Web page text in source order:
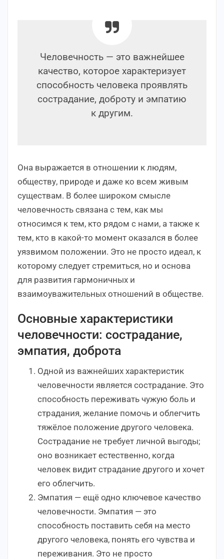
Человечность — это важнейшее
качество, которое характеризует
способность человека проявлять
сострадание, доброту и эмпатию
к другим.
Она выражается в отношении к людям,
обществу, природе и даже ко всем живым
существам. В более широком смысле
человечность связана с тем, как мы
относимся к тем, кто рядом с нами, а также к
тем, кто в какой-то момент оказался в более
уязвимом положении. Это не просто идеал, к
которому следует стремиться, но и основа
для развития гармоничных и
взаимоуважительных отношений в обществе.
Основные характеристики
человечности: сострадание,
эмпатия, доброта
Одной из важнейших характеристик
человечности является сострадание. Это
способность переживать чужую боль и
страдания, желание помочь и облегчить
тяжёлое положение другого человека.
Сострадание не требует личной выгоды;
оно возникает естественно, когда
человек видит страдание другого и хочет
его облегчить.
Эмпатия — ещё одно ключевое качество
человечности. Эмпатия — это
способность поставить себя на место
другого человека, понять его чувства и
переживания. Это не просто